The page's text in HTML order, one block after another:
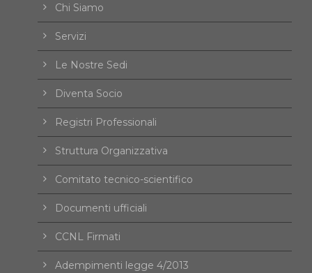
Chi Siamo
Servizi
Le Nostre Sedi
Diventa Socio
Registri Professionali
Struttura Organizzativa
Comitato tecnico-scientifico
Documenti ufficiali
CCNL Firmati
Adempimenti legge 4/2013